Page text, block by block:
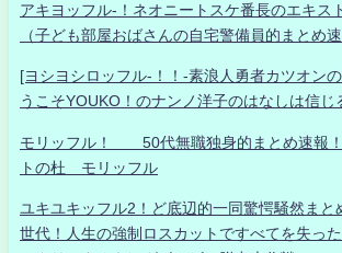
アキヨッフル-！ネオニートスケ番長のエキス
（子ども部屋おばさんの自宅警備員的まとめ速
[ヨシヨシロッフル-！！-素浪人勇者カツオン
うこそYOUKO！のナンノ洋子のはなしは信じ
モリッフル！ 50代無職独身的まとめ速報！
トの杜 モリッフル
ユキユキッフル2！ど底辺的一同驚愕騒然まと
世代！人生の強制ロスカットですべてを失っ